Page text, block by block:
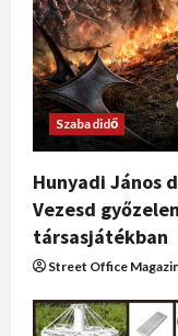
Szabadidő
Hunyadi János
Vezesd
társasjátékban
Street Office